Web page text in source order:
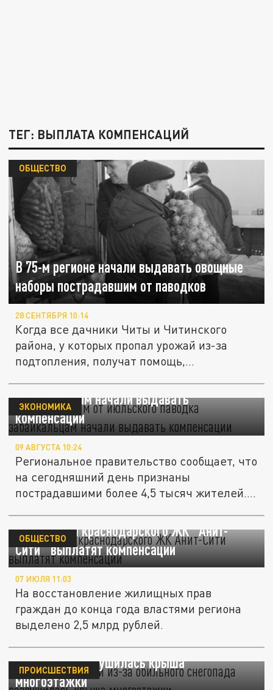
ТЕГ: ВЫПЛАТА КОМПЕНСАЦИЙ
В 75-м регионе начали выдавать овощные
наборы пострадавшим от паводков
ОБЩЕСТВО
28 СЕНТЯБРЯ 10:14
Когда все дачники Читы и Читинского
района, у которых пропал урожай из-за
подтопления, получат помощь,...
Пострадавшим от июльского паводка
забайкальцам начали выдавать
компенсации
ЭКОНОМИКА
09 АВГУСТА 10:24
Региональное правительство сообщает, что
на сегодняшний день признаны
пострадавшими более 4,5 тысяч жителей.
Дольщикам краснодарского ЖК "Анит-
Сити" выплатят компенсации
ОБЩЕСТВО
07 ИЮЛЯ 11:03
На восстановление жилищных прав
граждан до конца года властями региона
выделено 2,5 млрд рублей.
В станице Кубани из-за обильного
снегопада разрушилась крыша
многоэтажки
ПРОИСШЕСТВИЯ